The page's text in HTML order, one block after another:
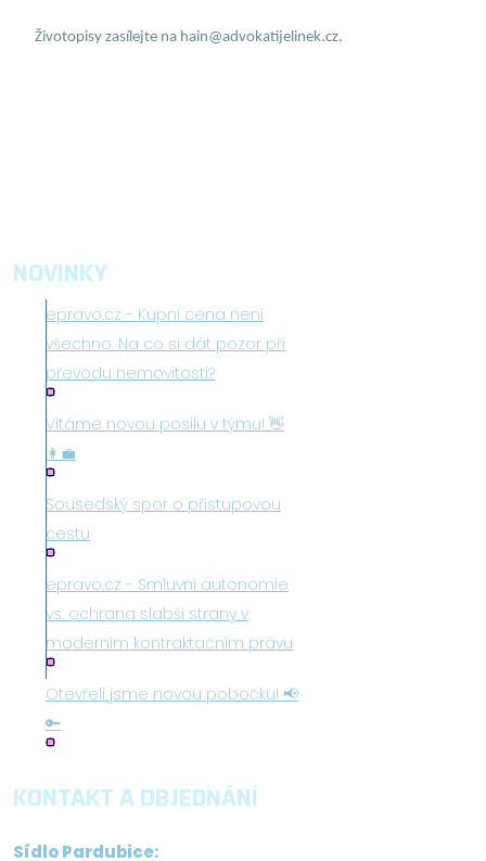
Životopisy zasílejte na hain@advokatijelinek.cz.
NOVINKY
epravo.cz - Kupní cena není
všechno. Na co si dát pozor při
převodu nemovitosti?
Vítáme novou posilu v týmu! 👋
👩‍💼
Sousedský spor o přístupovou
cestu
epravo.cz - Smluvní autonomie
vs. ochrana slabší strany v
moderním kontraktačním právu
Otevřeli jsme novou pobočku! 📢
🔑
KONTAKT A OBJEDNÁNÍ
Sídlo Pardubice: